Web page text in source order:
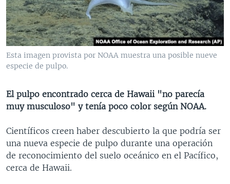
VENEZUELA
BRASIL
NICARAGUA
ECONOMÍA
ENTRETENIMIENTO Y CULTURA
TECNOLOGÍA
DEPORTES
MULTIMEDIA
VIDEOS
FOTOGRAFÍA
AUDIOS
PROGRAMAS TV
EL MUNDO AL DÍA
FORO INTERAMERICANO
LAS CLAVES
RADIO
AVANCE INFORMATIVO
BUENOS DÍAS AMÉRICA
FORO [RADIO]
DIRECT
Learning English
Esta imagen provista por NOAA muestra una posible nueve
especie de pulpo.
El pulpo encontrado cerca de Hawaii "no parecía
muy musculoso" y tenía poco color según NOAA.
Científicos creen haber descubierto la que podría ser
una nueva especie de pulpo durante una operación
de reconocimiento del suelo oceánico en el Pacífico,
cerca de Hawaii.